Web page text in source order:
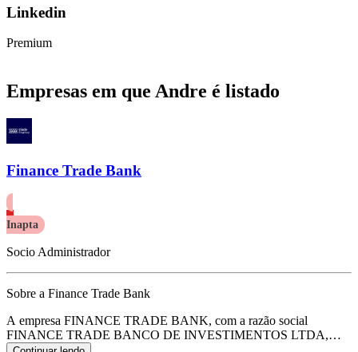
Linkedin
Premium
Empresas em que Andre é listado
Finance Trade Bank
Inapta
Socio Administrador
Sobre a Finance Trade Bank
A empresa FINANCE TRADE BANK, com a razão social
FINANCE TRADE BANCO DE INVESTIMENTOS LTDA,
opera com o CNPJ 35.691.939/0001-24 e tem sua sede localizada